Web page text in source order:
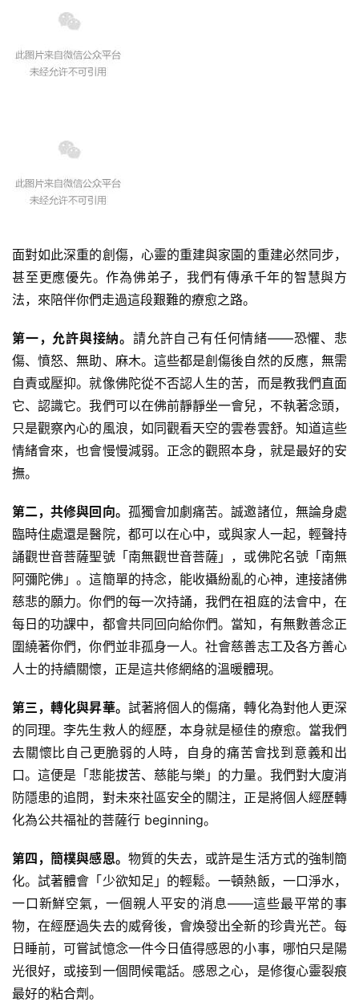
乐
善
佛
人
物
寺
院
巡
礼
视
频
纪
录
佛
教
艺
政
策
法
规
责
声
明
登录 注册
面對如此深重的創傷，心靈的重建與家園的重建必然同步，
甚至更應優先。作為佛弟子，我們有傳承千年的智慧與方
法，來陪伴你們走過這段艱難的療愈之路。
第一，允許與接納。請允許自己有任何情緒——恐懼、悲
傷、憤怒、無助、麻木。這些都是創傷後自然的反應，無需
自責或壓抑。就像佛陀從不否認人生的苦，而是教我們直面
它、認識它。我們可以在佛前靜靜坐一會兒，不執著念頭，
只是觀察內心的風浪，如同觀看天空的雲卷雲舒。知道這些
情緒會來，也會慢慢減弱。正念的觀照本身，就是最好的安
撫。
第二，共修與回向。 孤獨會加劇痛苦。誠邀諸位，無論身處
臨時住處還是醫院，都可以在心中，或與家人一起，輕聲持
誦觀世音菩薩聖號「南無觀世音菩薩」，或佛陀名號「南無
阿彌陀佛」。這簡單的持念，能收攝紛亂的心神，連接諸佛
慈悲的願力。你們的每一次持誦，我們在祖庭的法會中，在
每日的功課中，都會共同回向給你們。當知，有無數善念正
圍繞著你們，你們並非孤身一人。社會慈善志工及各方善心
人士的持續關懷，正是這共修網絡的溫暖體現。
第三，轉化與昇華。 試著將個人的傷痛，轉化為對他人更深
的同理。李先生救人的經歷，本身就是極佳的療愈。當我們
去關懷比自己更脆弱的人時，自身的痛苦會找到意義和出
口。這便是「悲能拔苦、慈能与樂」的力量。我們對大廈消
防隱患的追問，對未來社區安全的關注，正是將個人經歷轉
化為公共福祉的菩薩行 beginning。
第四，簡樸與感恩。 物質的失去，或許是生活方式的強制簡
化。試著體會「少欲知足」的輕鬆。一頓熱飯，一口淨水，
一口新鮮空氣，一個親人平安的消息——這些最平常的事
物，在經歷過失去的威脅後，會煥發出全新的珍貴光芒。每
日睡前，可嘗試憶念一件今日值得感恩的小事，哪怕只是陽
光很好，或接到一個問候電話。感恩之心，是修復心靈裂痕
最好的粘合劑。